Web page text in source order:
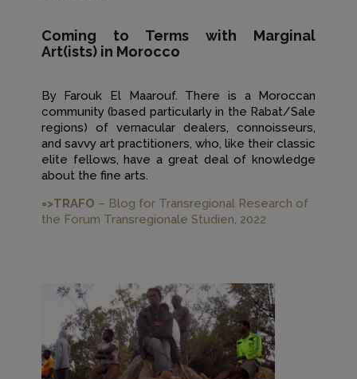
Coming to Terms with Marginal
Art(ists) in Morocco
By Farouk El Maarouf. There is a Moroccan
community (based particularly in the Rabat/Sale
regions) of vernacular dealers, connoisseurs,
and savvy art practitioners, who, like their classic
elite fellows, have a great deal of knowledge
about the fine arts.
=>TRAFO – Blog for Transregional Research of
the Forum Transregionale Studien, 2022